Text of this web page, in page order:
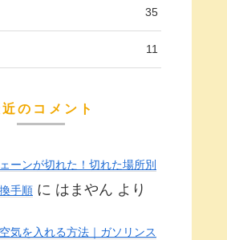
35
11
のコメント
ーンが切れた！切れた場所別
手順 に はまやん より
気を入れる方法｜ガソリンス